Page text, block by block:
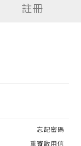
註冊
忘記密碼
重寄啟用信